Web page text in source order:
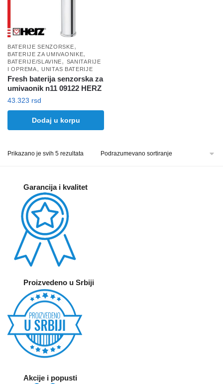
BATERIJE SENZORSKE,
BATERIJE ZA UMIVAONIKE,
BATERIJE/SLAVINE, SANITARIJE
I OPREMA,UNITAS BATERIJE
Fresh baterija senzorska za
umivaonik n11 09122 HERZ
43.323 rsd
Dodaj u korpu
Prikazano je svih 5 rezultata
Garancija i kvalitet
Proizvedeno u Srbiji
Akcije i popusti